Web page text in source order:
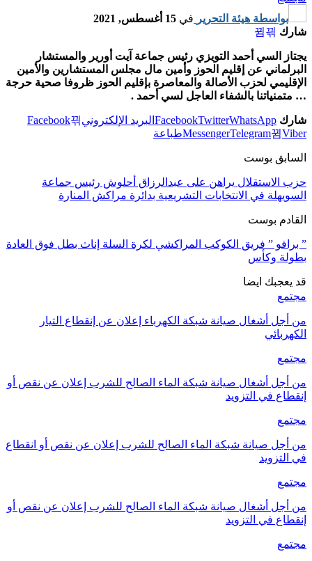
بواسطة هيئة التحرير في 15 أغسطس, 2021
شارك
يجتاز السي أحمد التويزي رئيس جماعة آيت أورير والمستشار
البرلماني عن إقليم الحوز وأمين مال مجلس المستشارين والأمين
الإقليمي لحزب الأصالة والمعاصرة بإقليم الحوز ظروفا صحية حرجة
… متمنياتنا بالشفاء العاجل لسي أحمد .
شارك FacebookTwitterWhatsApp البريد الإلكتروني
Facebook
MessengerTelegram Viber طباعة
السابق بوست
حزب الاستقلال يراهن على عبدالرزاق أحلوش رئيس جماعة
السويهلة في الانتخابات التشريعية بدائرة مراكش المنارة
القادم بوست
” برافو ” فريق الكوكب المراكشي لكرة السلة إناث بطل فوق العادة
بطولة وكأس
قد يعجبك ايضا
مجتمع
من أجل أشغال صيانة شبكة الكهرباء إعلان عن إنقطاع التيار
الكهربائي
مجتمع
من أجل أشغال صيانة شبكة الماء الصالح للشرب إعلان عن نقص أو
إنقطاع في التزويد
مجتمع
من أجل صيانة شبكة الماء الصالح للشرب إعلان عن نقص أو انقطاع
في التزويد
مجتمع
من أجل أشغال صيانة شبكة الماء الصالح للشرب إعلان عن نقص أو
إنقطاع في التزويد
مجتمع